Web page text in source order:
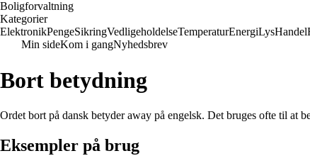
Boligforvaltning
Kategorier
ElektronikPengeSikringVedligeholdelseTemperaturEnergiLysHandel
Min sideKom i gangNyhedsbrev
Bort betydning
Ordet bort på dansk betyder away på engelsk. Det bruges ofte til at
Eksempler på brug